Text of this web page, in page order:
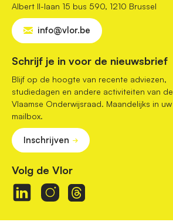
Albert II-laan 15 bus 590, 1210 Brussel
info@vlor.be
Schrijf je in voor de nieuwsbrief
Blijf op de hoogte van recente adviezen,
studiedagen en andere activiteiten van de
Vlaamse Onderwijsraad. Maandelijks in uw
mailbox.
Inschrijven
Volg de Vlor